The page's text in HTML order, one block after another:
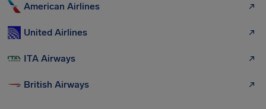
American Airlines
United Airlines
ITA Airways
British Airways